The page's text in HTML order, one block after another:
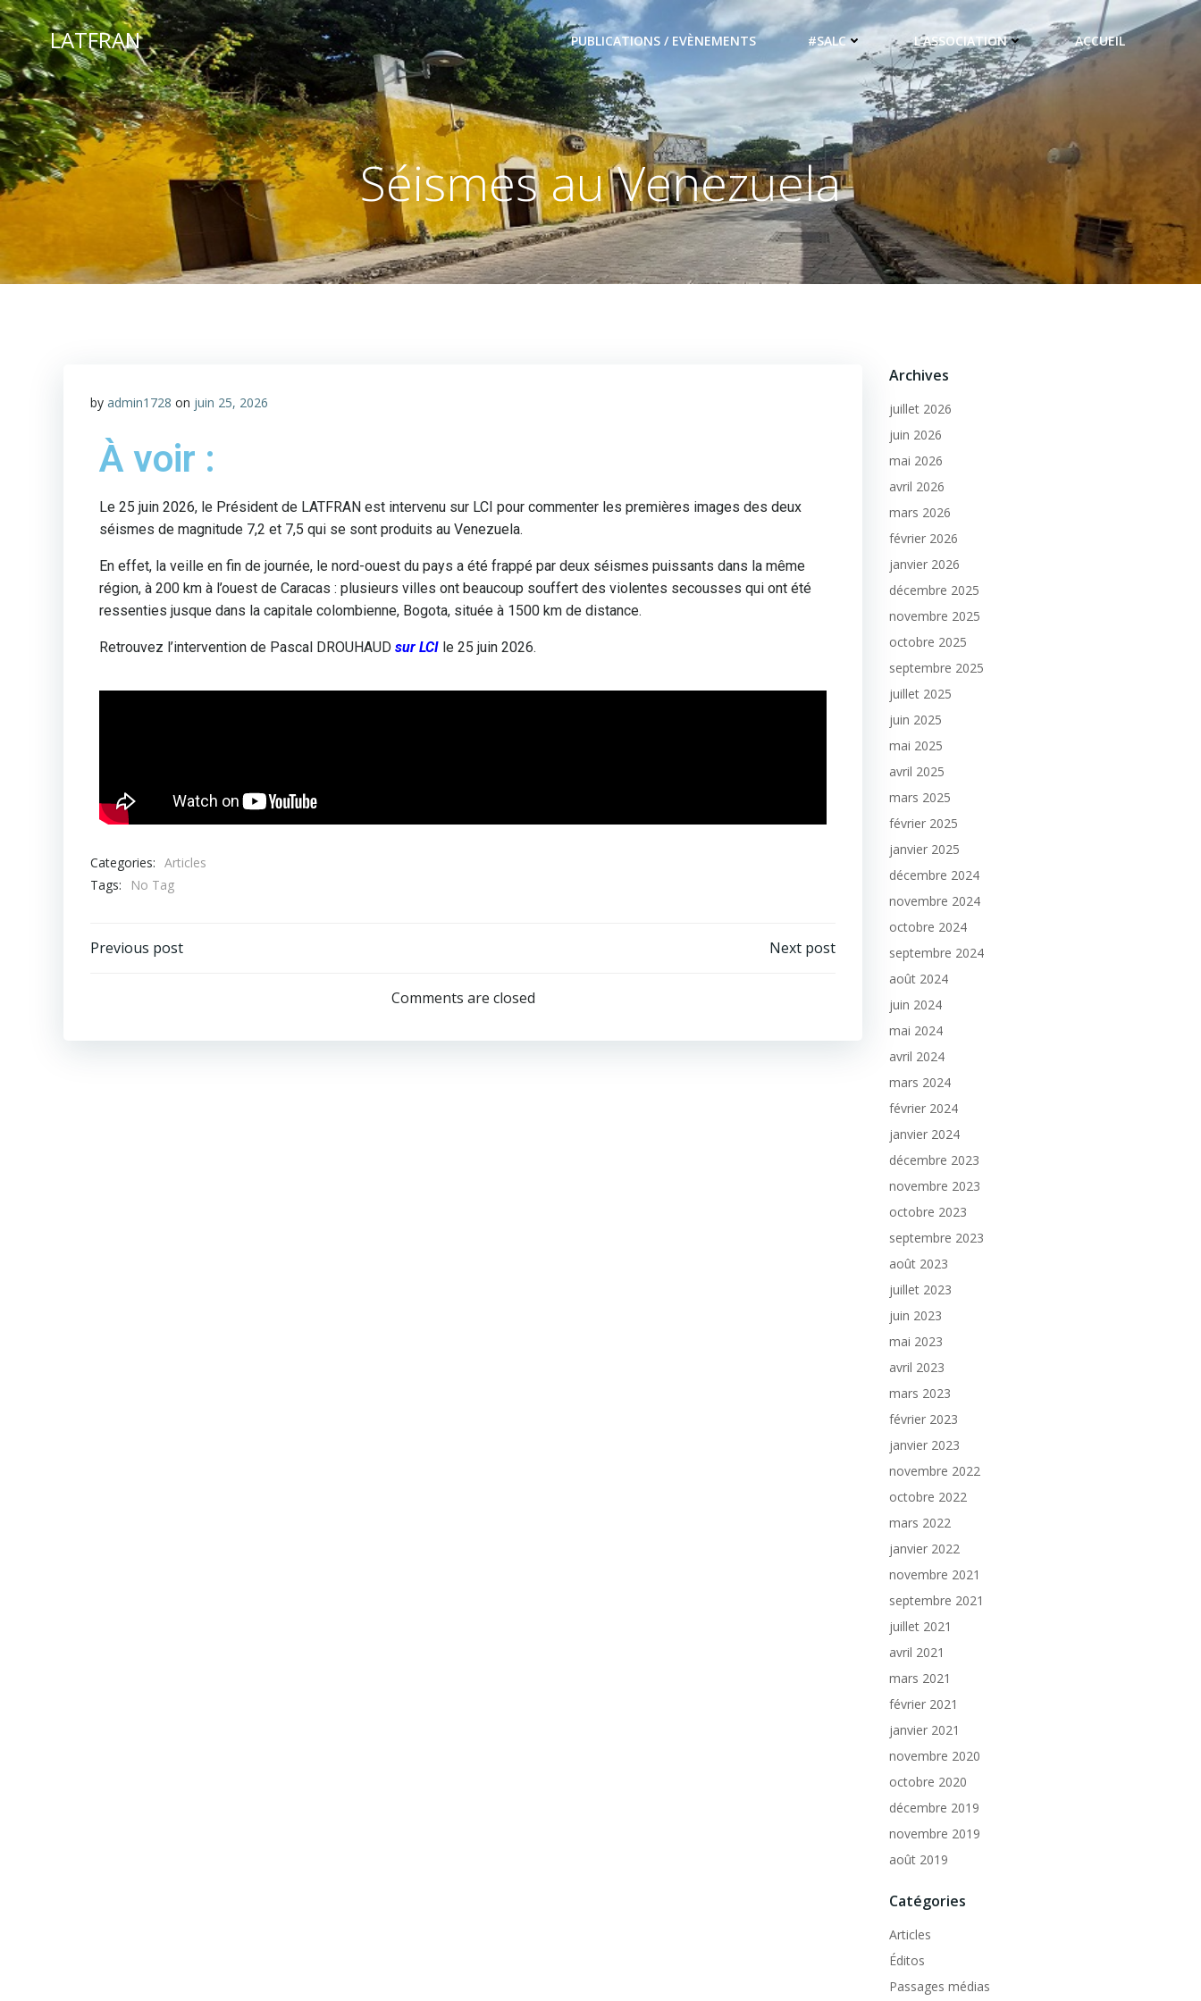
LATFRAN PUBLICATIONS / EVÈNEMENTS #SALC L’ASSOCIATION ACCUEIL
Séismes au Venezuela
by admin1728 on juin 25, 2026
À voir :
Le 25 juin 2026, le Président de LATFRAN est intervenu sur LCI pour commenter les premières images des deux
séismes de magnitude 7,2 et 7,5 qui se sont produits au Venezuela.
En effet, la veille en fin de journée, le nord-ouest du pays a été frappé par deux séismes puissants dans la même
région, à 200 km à l’ouest de Caracas : plusieurs villes ont beaucoup souffert des violentes secousses qui ont été
ressenties jusque dans la capitale colombienne, Bogota, située à 1500 km de distance.
Retrouvez l’intervention de Pascal DROUHAUD sur LCI le 25 juin 2026.
Categories: Articles
Tags:
No Tag
Previous post Next post
Comments are closed
Archives
juillet 2026
juin 2026
mai 2026
avril 2026
mars 2026
février 2026
janvier 2026
décembre 2025
novembre 2025
octobre 2025
septembre 2025
juillet 2025
juin 2025
mai 2025
avril 2025
mars 2025
février 2025
janvier 2025
décembre 2024
novembre 2024
octobre 2024
septembre 2024
août 2024
juin 2024
mai 2024
avril 2024
mars 2024
février 2024
janvier 2024
décembre 2023
novembre 2023
octobre 2023
septembre 2023
août 2023
juillet 2023
juin 2023
mai 2023
avril 2023
mars 2023
février 2023
janvier 2023
novembre 2022
octobre 2022
mars 2022
janvier 2022
novembre 2021
septembre 2021
juillet 2021
avril 2021
mars 2021
février 2021
janvier 2021
novembre 2020
octobre 2020
décembre 2019
novembre 2019
août 2019
Catégories
Articles
Éditos
Passages médias